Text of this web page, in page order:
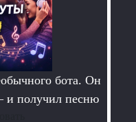
бота. Он
и получил песню